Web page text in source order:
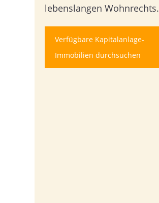
lebenslangen Wohnrechts.
Verfügbare Kapitalanlage-
Immobilien durchsuchen